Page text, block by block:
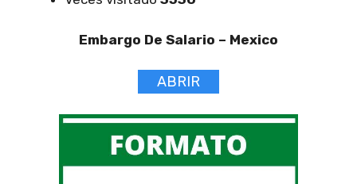
Embargo De Salario – Mexico
ABRIR